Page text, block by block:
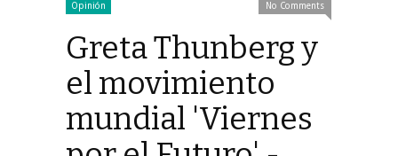
Opinión No Comments
Greta Thunberg y
el movimiento
mundial 'Viernes